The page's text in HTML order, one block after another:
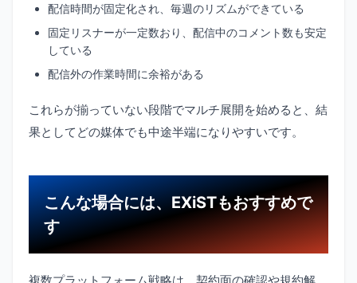
配信時間が固定化され、毎週のリズムができている
固定リスナーが一定数おり、配信中のコメント数も安定
している
配信外の作業時間に余裕がある
これらが揃っていない段階でマルチ展開を始めると、結
果としてどの媒体でも中途半端になりやすいです。
こんな場合には、EXiSTもおすすめで
す